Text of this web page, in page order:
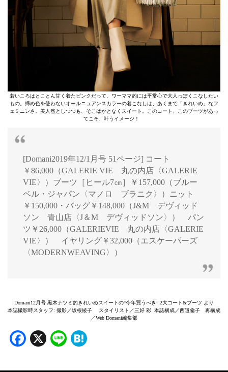
若いころはとことん甘く着たピンクだって、ワーママ的には平常心で大人っぽくこなしたい
もの。締め色を使わないオールニュアンスカラーの着こなしは、あくまで「きれいめ」なフ
ェミニンさ。美人然としつつも、そこはかとなくスイート。このコート、このブーツがあっ
てこそ、叶うイメージ！
[Domani2019年12/1月号 51ページ] コート
￥86,000（GALERIE VIE 丸の内店〈GALERIE
VIE〉）ブーツ［ヒール7㎝］￥157,000（ブルー
ベル・ジャパン〈マノロ ブラニク〉）ニット
￥150,000・バッグ￥148,000（J&M デヴィッド
ソン 青山店〈J＆M デヴィッドソン〉） パン
ツ￥26,000（GALERIEVIE 丸の内店〈GALERIE
VIE〉） イヤリング￥32,000（エスケーパーズ
〈MODERNWEAVING〉）
Domani12月号 黒木ナツミ的きれいめスイートの“今年買うべき” 2大コート&ブーツ より
本誌撮影時スタッフ: 撮影／坂根綾子 スタイリスト／三好 彩 本誌構成／西道倫子 再構成
／Web Domani編集部
Facebook
X Line